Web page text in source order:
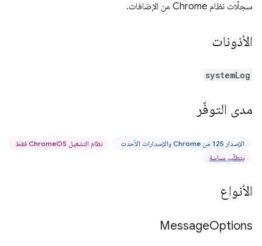
سجلّات نظام Chrome من الإضافات.
الأذونات
systemLog
مدى التوفّر
الإصدار 125 من Chrome والإصدارات الأحدث
نظام التشغيل ChromeOS فقط
يتطلّب سياسة
الأنواع
MessageOptions